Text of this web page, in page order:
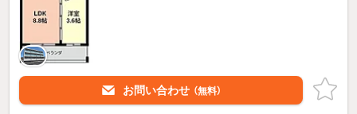
お問い合わせ （無料）